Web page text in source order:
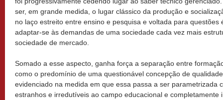
ser, em grande medida, o lugar clássico da produção e
no laço estreito entre ensino e pesquisa e voltada para questões
adaptar-se às demandas de uma sociedade cada vez mais
sociedade de mercado.
Somado a esse aspecto, ganha força a separação entre
como o predomínio de uma questionável concepção de
evidenciado na medida em que essa passa a ser parametrizada
estranhos e irredutíveis ao campo educacional e completamente